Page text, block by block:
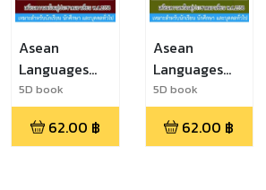
Asean
Languages
Lao
5D book
62.00 ฿
Asean
Languages
Cambodia
5D book
62.00 ฿